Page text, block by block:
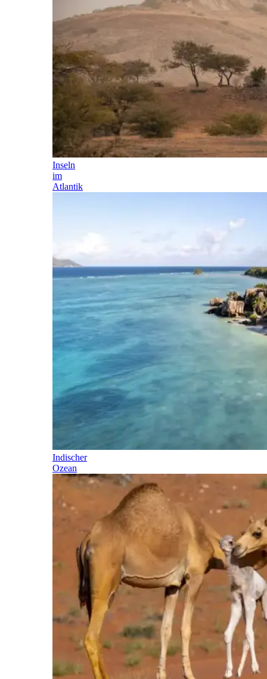
Inseln
im
Atlantik
Indischer
Ozean